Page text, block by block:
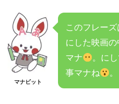
マナビット
このフレー
にした映画
マナ
。に
事マナね
。